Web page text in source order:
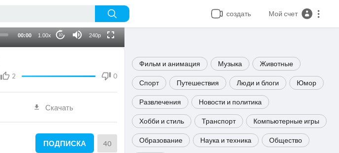
создать Мой счет
00:00 1.00x 10 240p
Фильм и анимация Музыка Животные
Спорт Путешествия Люди и блоги Юмор
Развлечения Новости и политика
Хобби и стиль Транспорт Компьютерные игры
Образование Наука и техника Общество
2 0
Скачать
ПОДПИСКА 40